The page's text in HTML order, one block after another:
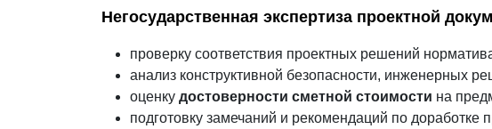
Негосударственная экспертиза проектной
проверку соответствия проектных решений
анализ конструктивной безопасности, инженерных
оценку достоверности сметной стоимости на
подготовку замечаний и рекомендаций по доработке